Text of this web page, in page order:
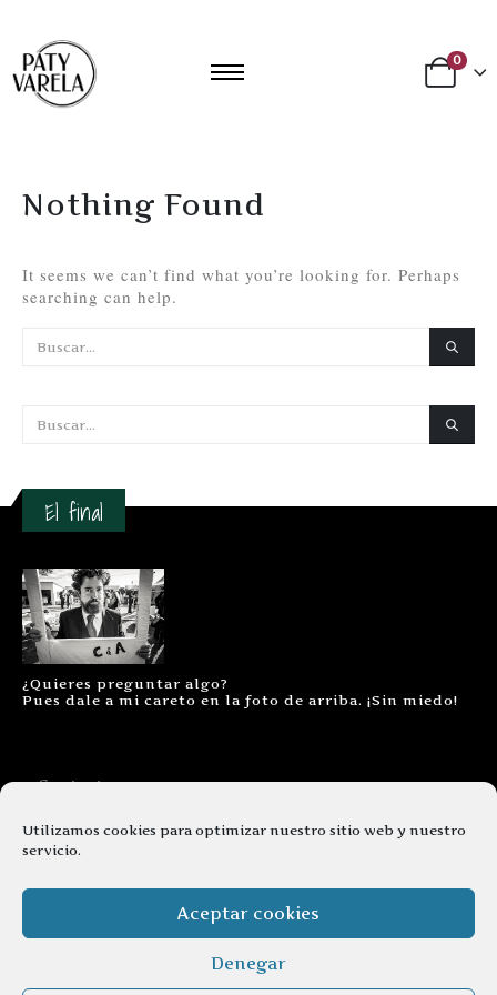
Utilizamos cookies para optimizar nuestro sitio web y nuestro
servicio.
Aceptar cookies
Denegar
0
Nothing Found
It seems we can’t find what you’re looking for. Perhaps
searching can help.
El final
¿Quieres preguntar algo?
Pues dale a mi careto en la foto de arriba. ¡Sin miedo!
Contacto
Aviso legal